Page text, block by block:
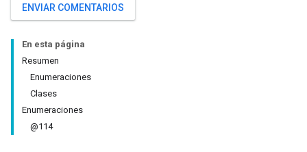
ENVIAR COMENTARIOS
En esta página
Resumen
Enumeraciones
Clases
Enumeraciones
@114